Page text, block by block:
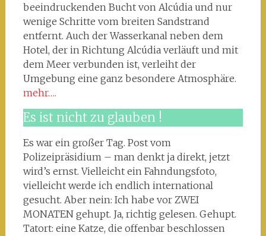
beeindruckenden Bucht von Alcúdia und nur
wenige Schritte vom breiten Sandstrand
entfernt. Auch der Wasserkanal neben dem
Hotel, der in Richtung Alcúdia verläuft und mit
dem Meer verbunden ist, verleiht der
Umgebung eine ganz besondere Atmosphäre.
mehr….
Es ist nicht zu glauben !
Es war ein großer Tag. Post vom
Polizeipräsidium – man denkt ja direkt, jetzt
wird’s ernst. Vielleicht ein Fahndungsfoto,
vielleicht werde ich endlich international
gesucht. Aber nein: Ich habe vor ZWEI
MONATEN gehupt. Ja, richtig gelesen. Gehupt.
Tatort: eine Katze, die offenbar beschlossen